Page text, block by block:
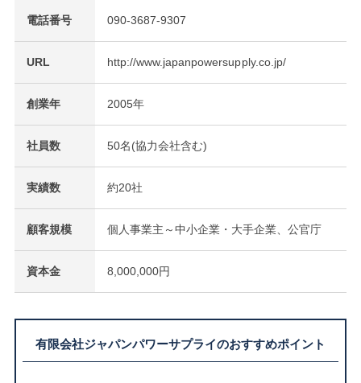
電話番号 090-3687-9307
URL http://www.japanpowersupply.co.jp/
創業年 2005年
社員数 50名(協力会社含む)
実績数 約20社
顧客規模 個人事業主～中小企業・大手企業、公官庁
資本金 8,000,000円
有限会社ジャパンパワーサプライのおすすめポイント